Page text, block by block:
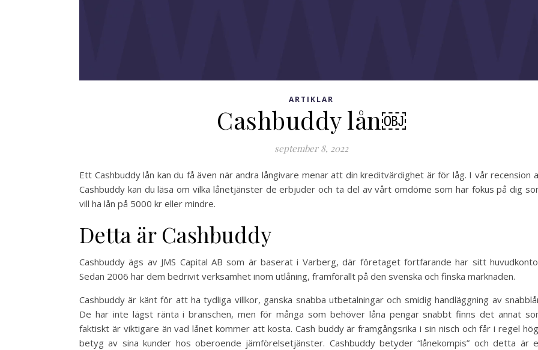
ARTIKLAR
Cashbuddy lån￼
september 8, 2022
Ett Cashbuddy lån kan du få även när andra långivare menar att din kreditvärdighet är för låg. I vår recension
Cashbuddy kan du läsa om vilka lånetjänster de erbjuder och ta del av vårt omdöme som har fokus på dig
vill ha lån på 5000 kr eller mindre.
Detta är Cashbuddy
Cashbuddy ägs av JMS Capital AB som är baserat i Varberg, där företaget fortfarande har sitt
Sedan 2006 har dem bedrivit verksamhet inom utlåning, framförallt på den svenska och finska marknaden.
Cashbuddy är känt för att ha tydliga villkor, ganska snabba utbetalningar och smidig handläggning av
De har inte lägst ränta i branschen, men för många som behöver låna pengar snabbt finns det annat
faktiskt är viktigare än vad lånet kommer att kosta. Cash buddy är framgångsrika i sin nisch och får i regel
betyg av sina kunder hos oberoende jämförelsetjänster. Cashbuddy betyder “lånekompis” och detta är